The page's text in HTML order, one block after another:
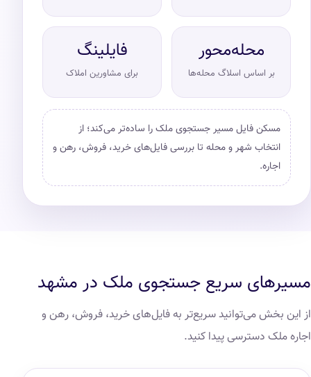
محله‌محور
بر اساس اسلاگ محله‌ها
فایلینگ
برای مشاورین املاک
مسکن فایل مسیر جستجوی ملک را ساده‌تر می‌کند؛ از
انتخاب شهر و محله تا بررسی فایل‌های خرید، فروش، رهن و
اجاره.
مسیرهای سریع جستجوی ملک در مشهد
از این بخش می‌توانید سریع‌تر به فایل‌های خرید، فروش، رهن و
اجاره ملک دسترسی پیدا کنید.